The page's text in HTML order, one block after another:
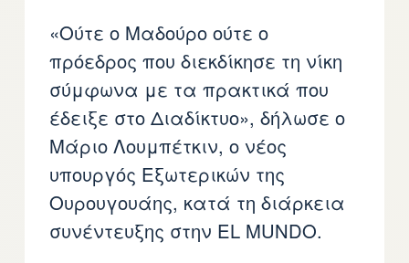
«Ούτε ο Μαδούρο ούτε ο
πρόεδρος που διεκδίκησε τη νίκη
σύμφωνα με τα πρακτικά που
έδειξε στο Διαδίκτυο», δήλωσε ο
Μάριο Λουμπέτκιν, ο νέος
υπουργός Εξωτερικών της
Ουρουγουάης, κατά τη διάρκεια
συνέντευξης στην EL MUNDO.